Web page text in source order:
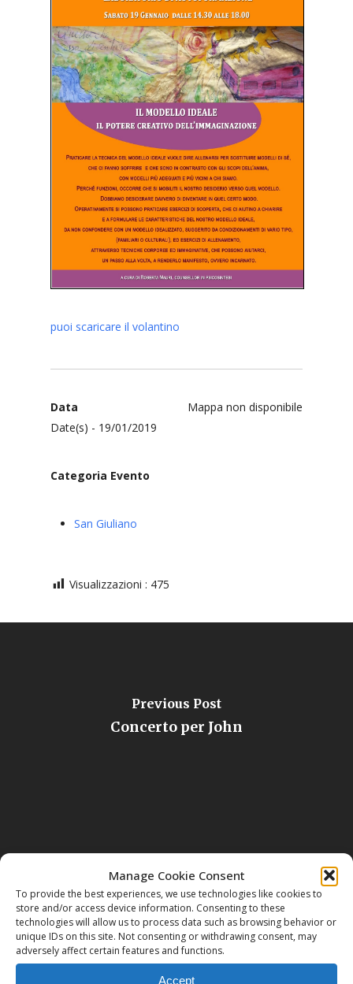
Manage Cookie Consent
To provide the best experiences, we use technologies like cookies to
store and/or access device information. Consenting to these
technologies will allow us to process data such as browsing behavior or
unique IDs on this site. Not consenting or withdrawing consent, may
adversely affect certain features and functions.
Accept
puoi scaricare il volantino
Mappa non disponibile
Data
Date(s) - 19/01/2019
Categoria Evento
San Giuliano
Visualizzazioni : 475
Previous Post
Concerto per John
Next Post
Conferenza MARTE E VENERE